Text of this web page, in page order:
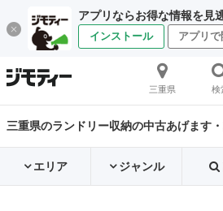
アプリならお得な情報を見
インストール アプリで
三重県 検
三重県のランドリー収納の中古あげます
エリア ジャンル